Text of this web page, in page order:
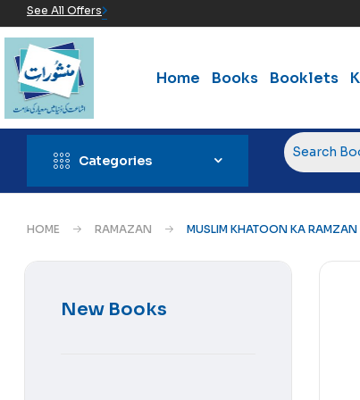
See All Offers
Home Books Booklets
Categories
HOME RAMAZAN MUSLIM KHATOON KA RAMZAN
New Books